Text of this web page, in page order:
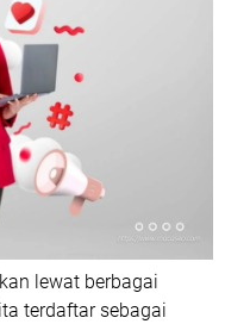
lewat berbagai
terdaftar sebagai